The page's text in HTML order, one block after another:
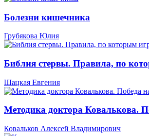
Болезни кишечника
Грубякова Юлия
Библия стервы. Правила, по
Шацкая Евгения
Методика доктора Ковалькова.
Ковальков Алексей Владимирович